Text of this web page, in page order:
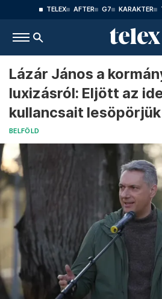
TELEX AFTER G7 KARAKTER
Lázár János a
luxizásról: Eljött az
kullancsait
BELFÖLD